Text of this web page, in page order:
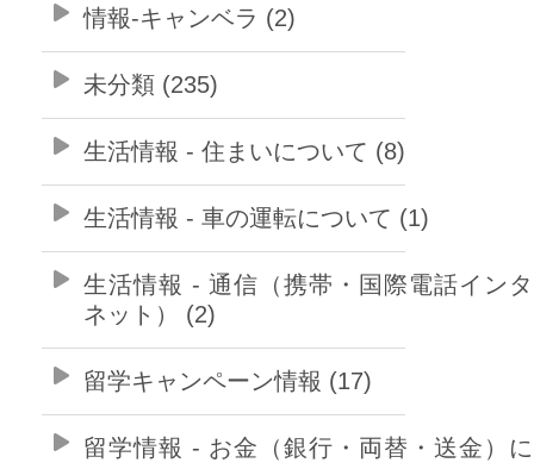
情報-キャンベラ (2)
未分類 (235)
生活情報 - 住まいについて (8)
生活情報 - 車の運転について (1)
生活情報 - 通信（携帯・国際電話イン
ネット） (2)
留学キャンペーン情報 (17)
留学情報 - お金（銀行・両替・送金）